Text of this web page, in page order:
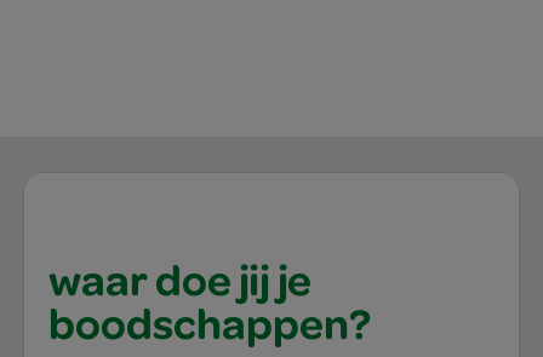
waar doe jij je
boodschappen?